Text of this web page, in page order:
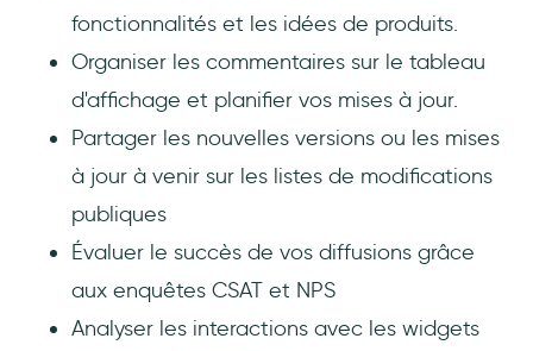
fonctionnalités et les idées de produits.
Organiser les commentaires sur le tableau
d'affichage et planifier vos mises à jour.
Partager les nouvelles versions ou les mises
à jour à venir sur les listes de modifications
publiques
Évaluer le succès de vos diffusions grâce
aux enquêtes CSAT et NPS
Analyser les interactions avec les widgets